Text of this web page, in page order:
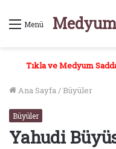
Menü
Tıkla ve Medyum
Ana Sayfa/ Büyüler
Büyüler
Yahudi